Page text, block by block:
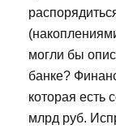
могли бы
банке?
которая есть
млрд руб.